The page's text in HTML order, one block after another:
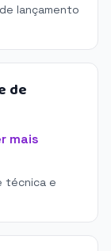
lançamento
de
mais
técnica e